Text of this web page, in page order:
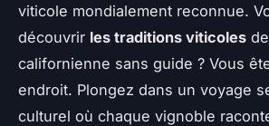
viticole mondialement reconnue.
découvrir les traditions viticoles
californienne sans guide ? Vous
endroit. Plongez dans un voyage
culturel où chaque vignoble